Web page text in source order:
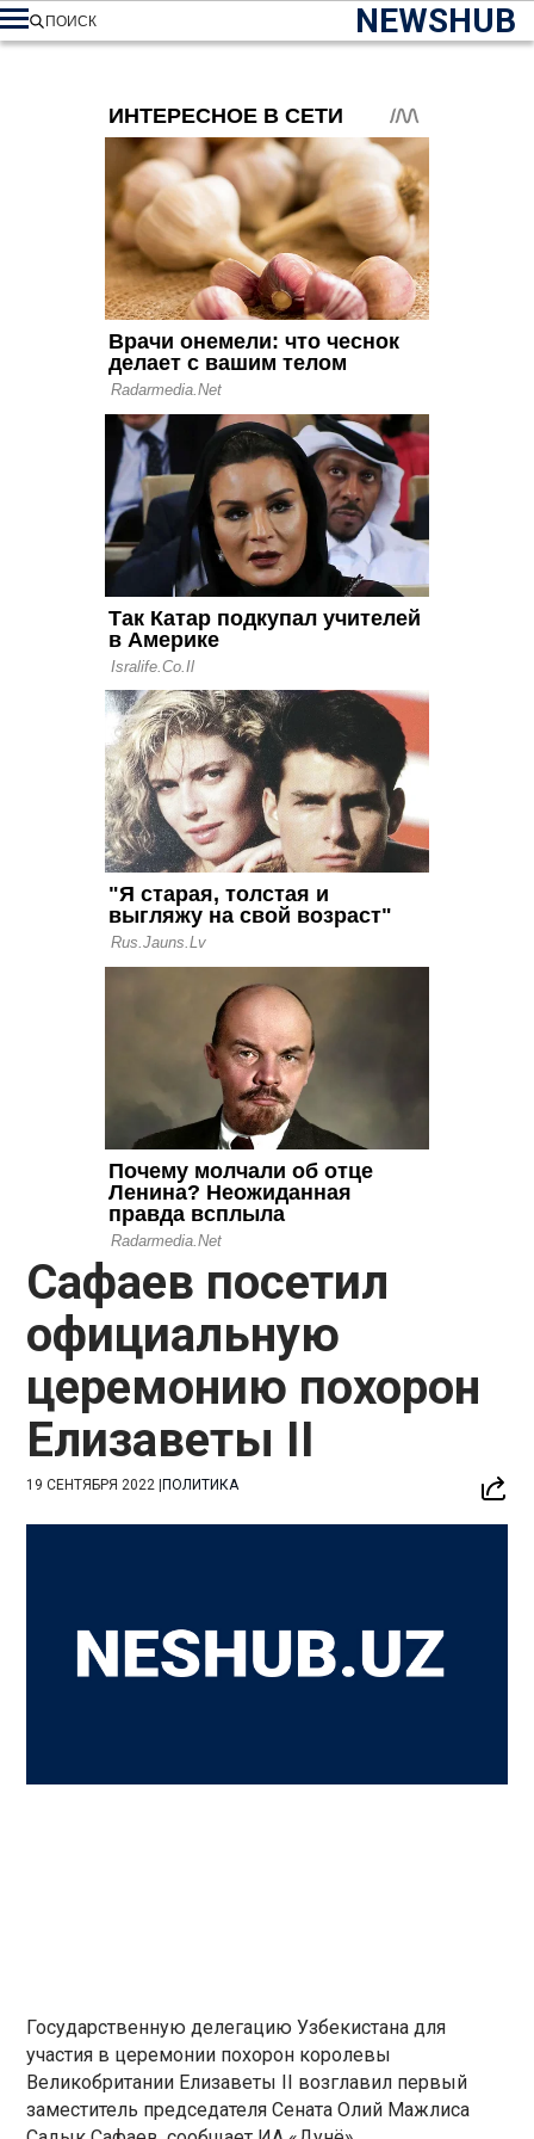
NEWSHUB
ПОИСК
Сафаев посетил
официальную
церемонию похорон
Елизаветы II
19 СЕНТЯБРЯ 2022 |ПОЛИТИКА
Государственную делегацию Узбекистана для
участия в церемонии похорон королевы
Великобритании Елизаветы II возглавил первый
заместитель председателя Сената Олий Мажлиса